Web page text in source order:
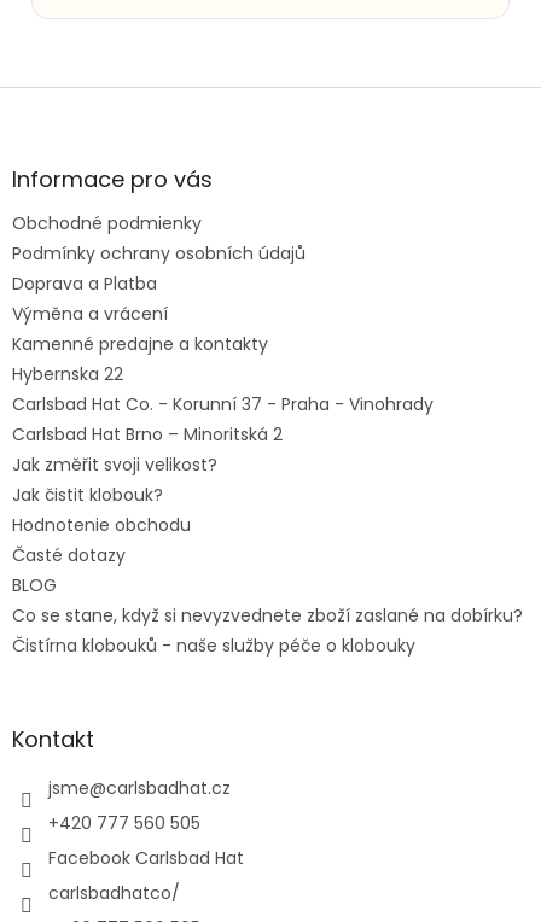
Z
ä
e
Informace pro vás
Obchodné podmienky
Podmínky ochrany osobních údajů
Doprava a Platba
Výměna a vrácení
Kamenné predajne a kontakty
Hybernska 22
Carlsbad Hat Co. - Korunní 37 - Praha - Vinohrady
Carlsbad Hat Brno – Minoritská 2
Jak změřit svoji velikost?
Jak čistit klobouk?
Hodnotenie obchodu
Časté dotazy
BLOG
Co se stane, když si nevyzvednete zboží zaslané na dobírku?
Čistírna klobouků - naše služby péče o klobouky
Kontakt
jsme@carlsbadhat.cz
+420 777 560 505
Facebook Carlsbad Hat
carlsbadhatco/